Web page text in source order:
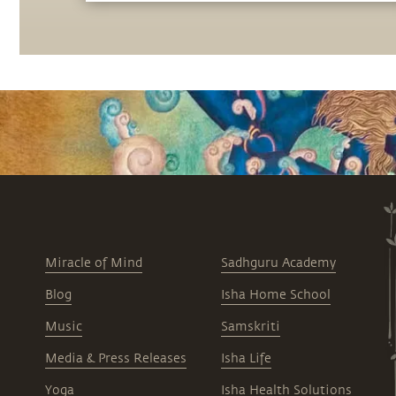
Miracle of Mind
Blog
Music
Media & Press Releases
Yoga
Sadhguru Academy
Isha Home School
Samskriti
Isha Life
Isha Health Solutions